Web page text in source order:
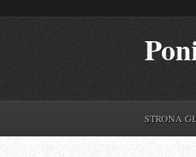
STRONA